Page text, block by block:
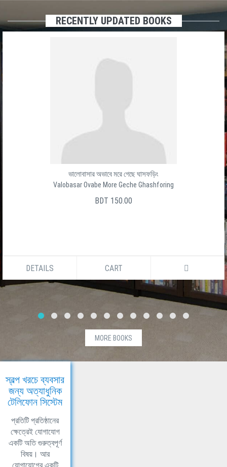
RECENTLY UPDATED BOOKS
ভালোবাসার অভাবে মরে গেছে ঘাসফড়িং
Valobasar Ovabe More Geche Ghashforing
BDT 150.00
DETAILS CART
MORE BOOKS
স্বল্প খরচে ব্যবসার
জন্য অত্যাধুনিক
টেলিফোন সিস্টেম
প্রতিটি প্রতিষ্ঠানের
ক্ষেত্রেই যোগাযোগ
একটি অতি গুরুত্বপূর্ণ
বিষয়। আর